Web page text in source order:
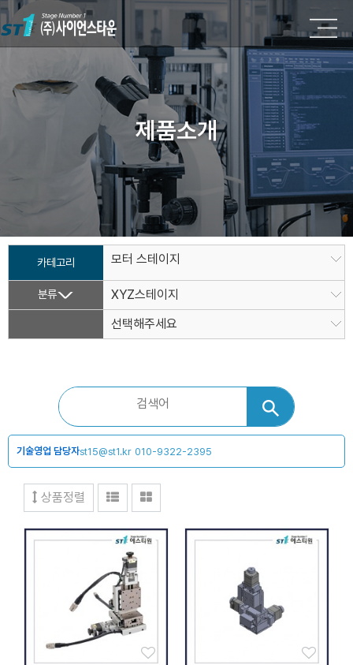
제품소개
카테고리 모터 스테이지
분류
XYZ스테이지
선택해주세요
기술영업 담당자st15@st1.kr 010-9322-2395
상품정렬